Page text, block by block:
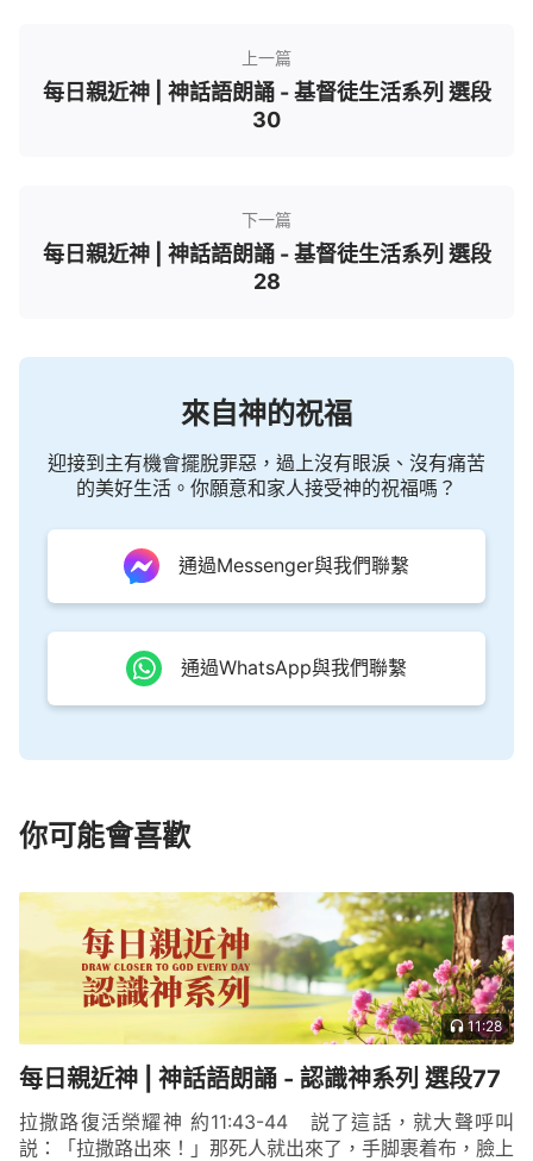
上一篇
每日親近神 | 神話語朗誦 - 基督徒生活系列 選段
30
下一篇
每日親近神 | 神話語朗誦 - 基督徒生活系列 選段
28
來自神的祝福
迎接到主有機會擺脫罪惡，過上沒有眼淚、沒有痛苦
的美好生活。你願意和家人接受神的祝福嗎？
通過Messenger與我們聯繫
通過WhatsApp與我們聯繫
你可能會喜歡
11:28
每日親近神 | 神話語朗誦 - 認識神系列 選段77
拉撒路復活榮耀神 約11:43-44 説了這話，就大聲呼叫
説：「拉撒路出來！」那死人就出來了，手脚裹着布，臉上